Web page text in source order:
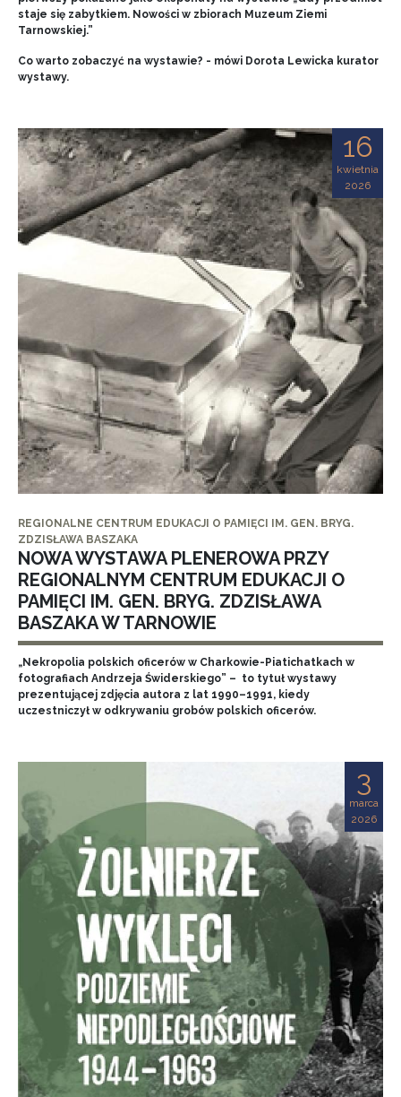
staje się zabytkiem. Nowości w zbiorach Muzeum Ziemi
Tarnowskiej.”
Co warto zobaczyć na wystawie? - mówi Dorota Lewicka kurator
wystawy.
16
kwietnia
2026
REGIONALNE CENTRUM EDUKACJI O PAMIĘCI IM. GEN. BRYG.
ZDZISŁAWA BASZAKA
NOWA WYSTAWA PLENEROWA PRZY
REGIONALNYM CENTRUM EDUKACJI O
PAMIĘCI IM. GEN. BRYG. ZDZISŁAWA
BASZAKA W TARNOWIE
„Nekropolia polskich oficerów w Charkowie-Piatichatkach w
fotografiach Andrzeja Świderskiego” – to tytuł wystawy
prezentującej zdjęcia autora z lat 1990–1991, kiedy
uczestniczył w odkrywaniu grobów polskich oficerów.
3
marca
2026